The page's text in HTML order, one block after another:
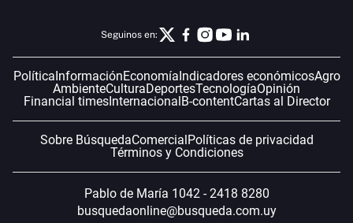
Seguinos en:
Política InformaciónEconomía Indicadores económicosAgro
AmbienteCulturaDeportesTecnologíaOpinión
Financial timesInternacional B-contentCartas al Director
Sobre BúsquedaComercial Políticas de privacidad
Términos y Condiciones
Pablo de María 1042 - 2418 8280
busquedaonline@busqueda.com.uy